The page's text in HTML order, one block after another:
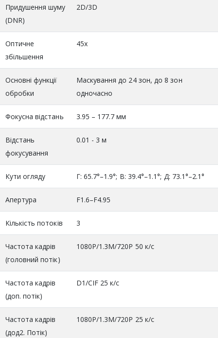
Придушення шуму
(DNR)
2D/3D
Оптичне
збільшення
45x
Основні функції
обробки
Маскування до 24 зон, до 8 зон
одночасно
Фокусна відстань 3.95 – 177.7 мм
Відстань
фокусування
0.01 - 3 м
Кути огляду Г: 65.7°–1.9°; В: 39.4°–1.1°; Д: 73.1°–2.1°
Апертура F1.6–F4.95
Кількість потоків 3
Частота кадрів
(головний потік)
1080P/1.3M/720P 50 к/с
Частота кадрів
(доп. потік)
D1/CIF 25 к/с
Частота кадрів
(дод2. Потік)
1080P/1.3M/720P 25 к/с